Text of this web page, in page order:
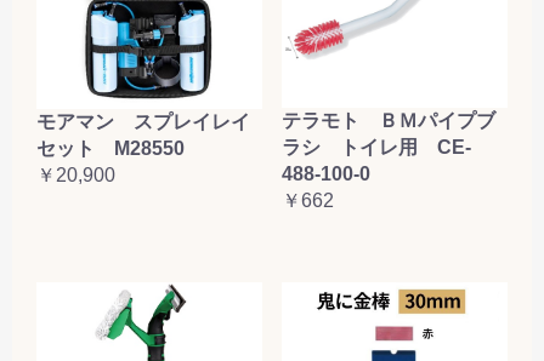
モアマン スプレイレイ
セット M28550
￥20,900
テラモト ＢＭパイプブ
ラシ トイレ用 CE-
488-100-0
￥662